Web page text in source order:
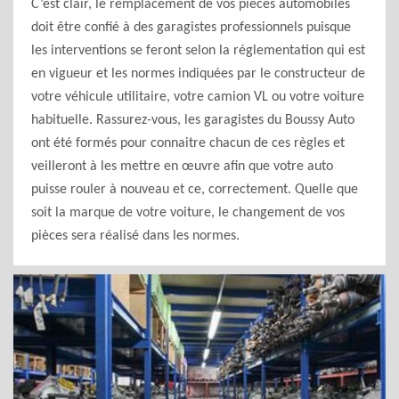
C’est clair, le remplacement de vos pièces automobiles
doit être confié à des garagistes professionnels puisque
les interventions se feront selon la réglementation qui est
en vigueur et les normes indiquées par le constructeur de
votre véhicule utilitaire, votre camion VL ou votre voiture
habituelle. Rassurez-vous, les garagistes du Boussy Auto
ont été formés pour connaitre chacun de ces règles et
veilleront à les mettre en œuvre afin que votre auto
puisse rouler à nouveau et ce, correctement. Quelle que
soit la marque de votre voiture, le changement de vos
pièces sera réalisé dans les normes.